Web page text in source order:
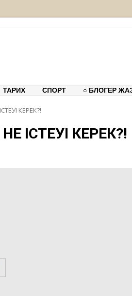
ТАРИХ СПОРТ ○ БЛОГЕР
КЕРЕК?!
ІСТЕУІ КЕРЕК?!